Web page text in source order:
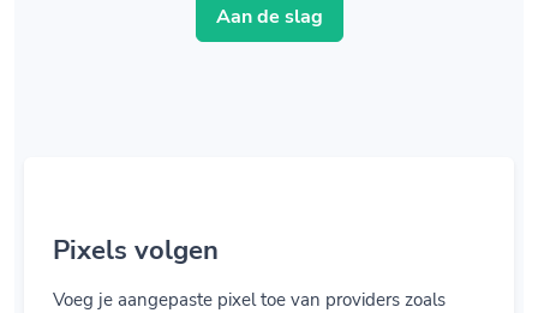
Aan de slag
Pixels volgen
Voeg je aangepaste pixel toe van providers zoals